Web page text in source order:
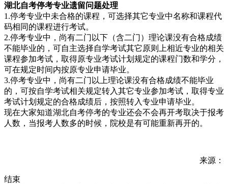
湖北自考停考专业遗留问题处理
1.停考专业中未合格的课程，可选择其它专业中名称和课程代
码相同的课程进行考试。
2.停考专业中，尚有二门以下（含二门）理论课没有合格成绩
不能毕业的，可自主选择自学考试其它原则上相近专业的相关
课程参加考试，取得原专业考试计划规定的课程门数和学分，
可在规定时间内按原专业申请毕业。
3.停考专业中，尚有二门以上理论课没有合格成绩不能毕业
的，可按自学考试相关规定转入其它专业参加考试，取得专业
考试计划规定的合格成绩后，按照转入专业申请毕业。
现在大家知道湖北自考停考的专业还会不会再开考取决于报考
人数，当报考人数多的时候，院校是有可能重新再开的。
来源：
结束